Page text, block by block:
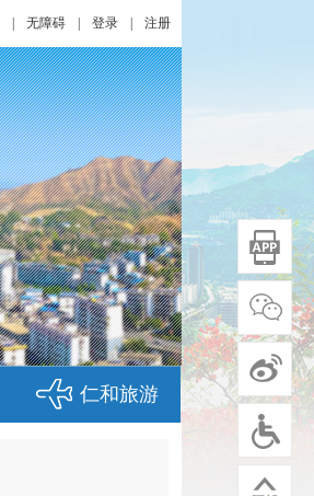
无障碍 登录 注册
仁和旅游